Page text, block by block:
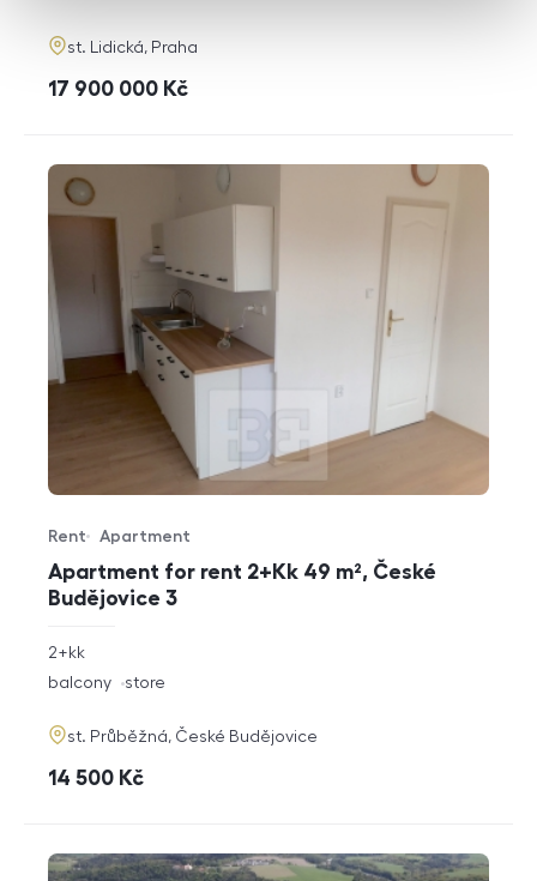
adresa
st. Lidická, Praha
cena
17 900 000 Kč
Apartment for rent 2+Kk 49 m², České
Budějovice 3
Offer type
Rent
Property type
Apartment
rozměry
disposition
2+kk
funkce
balcony store
adresa
st. Průběžná, České Budějovice
cena
14 500 Kč